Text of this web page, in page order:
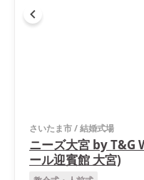
さいたま市/結婚式場
ニーズ大宮 by T&G
ール迎賓館 大宮)